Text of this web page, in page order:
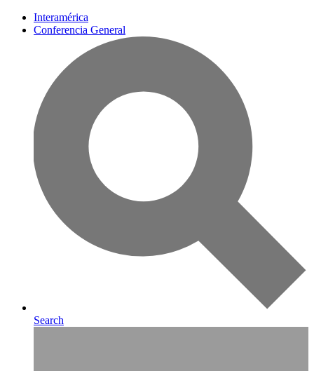
Interamérica
Conferencia General
Search